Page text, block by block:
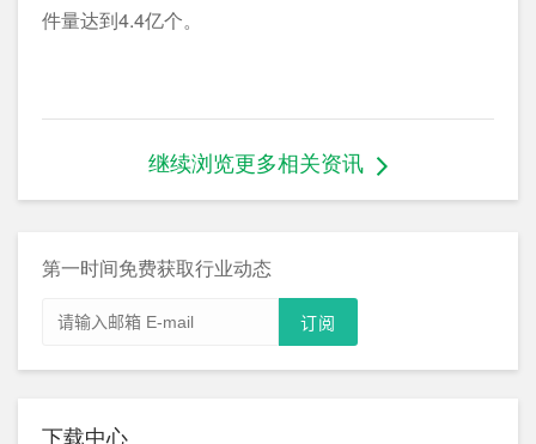
件量达到4.4亿个。
继续浏览更多相关资讯
第一时间免费获取行业动态
下载中心